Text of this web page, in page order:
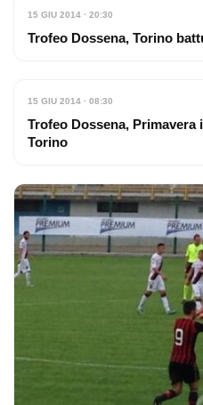
15 GIU 2014 · 20:30
Trofeo Dossena, Torino
15 GIU 2014 · 08:30
Trofeo Dossena,
Torino